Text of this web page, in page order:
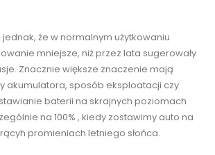
że w normalnym użytkowaniu
mniejsze, niż przez lata sugerowały
Znacznie większe znaczenie mają
akumulatora, sposób eksploatacji czy
baterii na skrajnych poziomach
na 100% , kiedy zostawimy auto na
promieniach letniego słońca.